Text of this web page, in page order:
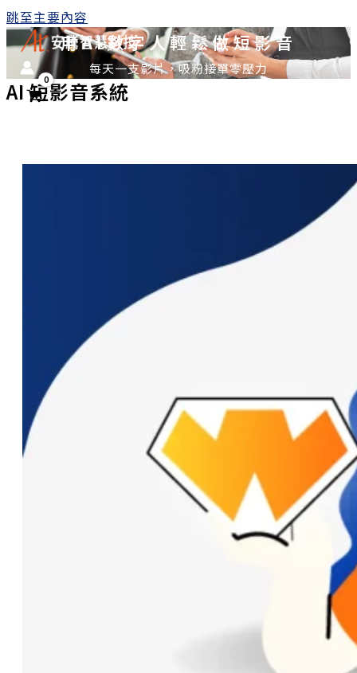
跳至主要內容
用AI數字人輕鬆做短影音
每天一支影片，吸粉接單零壓力
AI 短影音系統